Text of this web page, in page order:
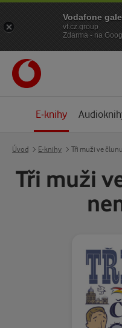
E-knihy
Úvod E-knihy Tři muži ve
Tři muži
Vodafone
vf.cz.group
Zdarma - na